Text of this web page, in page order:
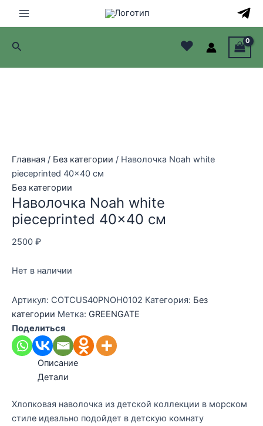
Main
Menu
Поиск ♥
Главная / Без категории / Наволочка Noah white
pieceprinted 40×40 см
Без категории
Наволочка Noah white
pieceprinted 40×40 см
2500 ₽
Нет в наличии
Артикул: COTCUS40PNOH0102 Категория: Без
категории Метка: GREENGATE
Поделиться
Описание
Детали
Хлопковая наволочка из детской коллекции в морском
стиле идеально подойдет в детскую комнату
Распродажа!
Распродажа!
Распродажа!
Распродажа!
Распродажа!
Распродажа!